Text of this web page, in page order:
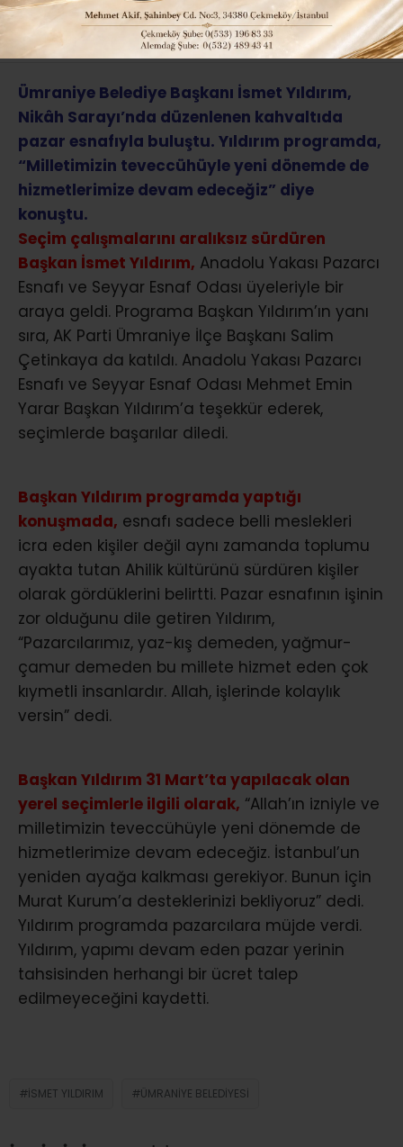
ABONE OL
Ümraniye Belediye Başkanı İsmet Yıldırım,
Nikâh Sarayı’nda düzenlenen kahvaltıda
pazar esnafıyla buluştu. Yıldırım programda,
“Milletimizin teveccühüyle yeni dönemde de
hizmetlerimize devam edeceğiz” diye
konuştu.
Seçim çalışmalarını aralıksız sürdüren
Başkan İsmet Yıldırım, Anadolu Yakası Pazarcı
Esnafı ve Seyyar Esnaf Odası üyeleriyle bir
araya geldi. Programa Başkan Yıldırım’ın yanı
sıra, AK Parti Ümraniye İlçe Başkanı Salim
Çetinkaya da katıldı. Anadolu Yakası Pazarcı
Esnafı ve Seyyar Esnaf Odası Mehmet Emin
Yarar Başkan Yıldırım’a teşekkür ederek,
seçimlerde başarılar diledi.
Başkan Yıldırım programda yaptığı
konuşmada, esnafı sadece belli meslekleri
icra eden kişiler değil aynı zamanda toplumu
ayakta tutan Ahilik kültürünü sürdüren kişiler
olarak gördüklerini belirtti. Pazar esnafının işinin
zor olduğunu dile getiren Yıldırım,
“Pazarcılarımız, yaz-kış demeden, yağmur-
çamur demeden bu millete hizmet eden çok
kıymetli insanlardır. Allah, işlerinde kolaylık
versin” dedi.
Başkan Yıldırım 31 Mart’ta yapılacak olan
yerel seçimlerle ilgili olarak, “Allah’ın izniyle ve
milletimizin teveccühüyle yeni dönemde de
hizmetlerimize devam edeceğiz. İstanbul’un
yeniden ayağa kalkması gerekiyor. Bunun için
Murat Kurum’a desteklerinizi bekliyoruz” dedi.
Yıldırım programda pazarcılara müjde verdi.
Yıldırım, yapımı devam eden pazar yerinin
tahsisinden herhangi bir ücret talep
edilmeyeceğini kaydetti.
İSMET YILDIRIM ÜMRANIYE BELEDIYESI